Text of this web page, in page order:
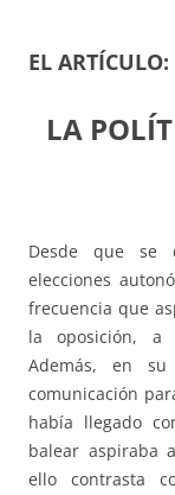
EL ARTÍCULO:
LA
Desde que se
elecciones
frecuencia que
la oposición, a
Además, en
comunicación
había llegado
balear aspiraba
ello contrasta